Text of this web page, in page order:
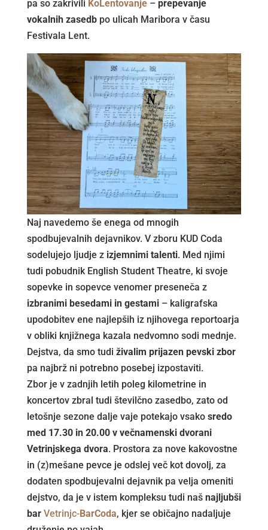
pa so zakrivili KoLentovanje – prepevanje
vokalnih zasedb po ulicah Maribora v času
Festivala Lent.
Naj navedemo še enega od mnogih
spodbujevalnih dejavnikov. V zboru KUD Coda
sodelujejo ljudje z izjemnimi talenti. Med njimi
tudi pobudnik English Student Theatre, ki svoje
sopevke in sopevce venomer preseneča z
izbranimi besedami in gestami – kaligrafska
upodobitev ene najlepših iz njihovega reportoarja
v obliki knjižnega kazala nedvomno sodi mednje.
Dejstva, da smo tudi živalim prijazen pevski zbor
pa najbrž ni potrebno posebej izpostaviti.
Zbor je v zadnjih letih poleg kilometrine in
koncertov zbral tudi številčno zasedbo, zato od
letošnje sezone dalje vaje potekajo vsako sredo
med 17.30 in 20.00 v večnamenski dvorani
Vetrinjskega dvora. Prostora za nove kakovostne
in (z)mešane pevce je odslej več kot dovolj, za
dodaten spodbujevalni dejavnik pa velja omeniti
dejstvo, da je v istem kompleksu tudi naš najljubši
bar Vetrinjc-BarCoda, kjer se običajno nadaljuje